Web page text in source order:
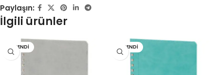
Paylaşın:
İlgili ürünler
TÜKENDI TÜKENDI